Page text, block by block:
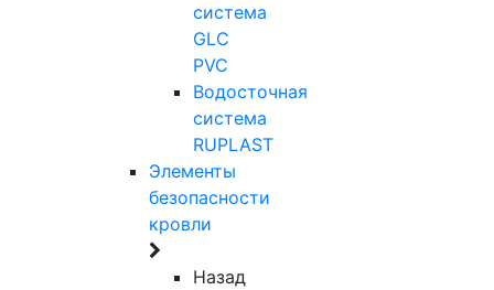
система
GLC
PVC
Водосточная
система
RUPLAST
Элементы
безопасности
кровли
Назад